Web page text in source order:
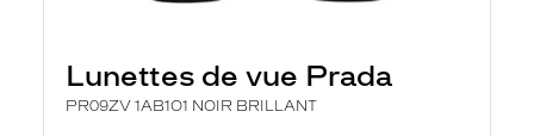
Lunettes de vue Prada
PR09ZV 1AB1O1 NOIR BRILLANT